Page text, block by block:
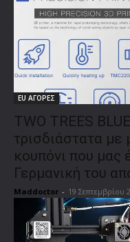
EU ΑΓΟΡΕΣ
TWO TREES
τρισδιάστατα με
κουπόνι που μας
Γερμανική του
Maddoctor - 19 Σεπτεμβρίου